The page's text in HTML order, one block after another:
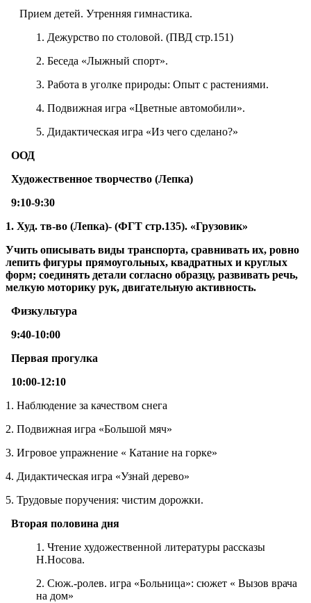
Прием детей. Утренняя гимнастика.
1. Дежурство по столовой. (ПВД стр.151)
2. Беседа «Лыжный спорт».
3. Работа в уголке природы: Опыт с растениями.
4. Подвижная игра «Цветные автомобили».
5. Дидактическая игра «Из чего сделано?»
ООД
Художественное творчество (Лепка)
9:10-9:30
1. Худ. тв-во (Лепка)- (ФГТ стр.135). «Грузовик»
Учить описывать виды транспорта, сравнивать их, ровно
лепить фигуры прямоугольных, квадратных и круглых
форм; соединять детали согласно образцу, развивать речь,
мелкую моторику рук, двигательную активность.
Физкультура
9:40-10:00
Первая прогулка
10:00-12:10
1. Наблюдение за качеством снега
2. Подвижная игра «Большой мяч»
3. Игровое упражнение « Катание на горке»
4. Дидактическая игра «Узнай дерево»
5. Трудовые поручения: чистим дорожки.
Вторая половина дня
1. Чтение художественной литературы рассказы
Н.Носова.
2. Сюж.-ролев. игра «Больница»: сюжет « Вызов врача
на дом»